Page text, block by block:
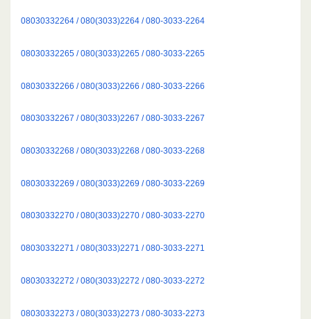
08030332264 / 080(3033)2264 / 080-3033-2264
08030332265 / 080(3033)2265 / 080-3033-2265
08030332266 / 080(3033)2266 / 080-3033-2266
08030332267 / 080(3033)2267 / 080-3033-2267
08030332268 / 080(3033)2268 / 080-3033-2268
08030332269 / 080(3033)2269 / 080-3033-2269
08030332270 / 080(3033)2270 / 080-3033-2270
08030332271 / 080(3033)2271 / 080-3033-2271
08030332272 / 080(3033)2272 / 080-3033-2272
08030332273 / 080(3033)2273 / 080-3033-2273